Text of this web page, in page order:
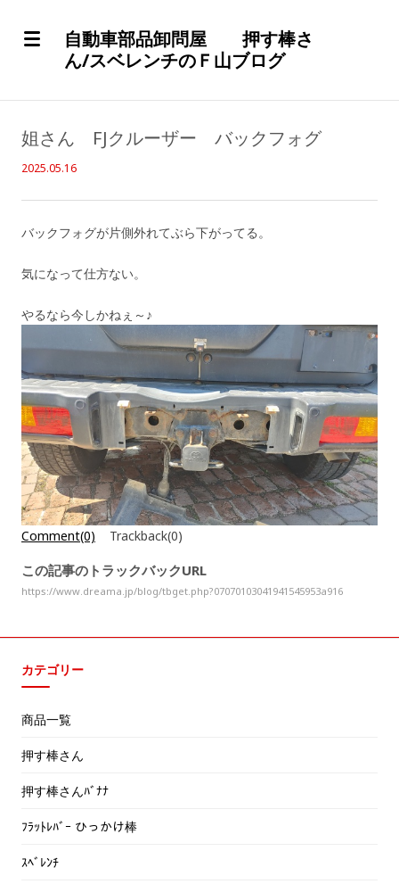
自動車部品卸問屋 押す棒さ
ん/スベレンチのＦ山ブログ
姐さん FJクルーザー バックフォグ
2025.05.16
バックフォグが片側外れてぶら下がってる。
気になって仕方ない。
やるなら今しかねぇ～♪
Comment(0) Trackback(0)
この記事のトラックバックURL
https://www.dreama.jp/blog/tbget.php?07070103041941545953a916
カテゴリー
商品一覧
押す棒さん
押す棒さんﾊﾞﾅﾅ
ﾌﾗｯﾄﾚﾊﾞｰ ひっかけ棒
ｽﾍﾞﾚﾝﾁ